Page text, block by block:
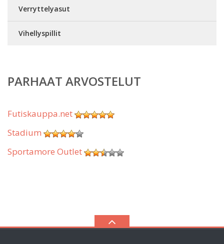
Verryttelyasut
Vihellyspillit
PARHAAT ARVOSTELUT
Futiskauppa.net
Stadium
Sportamore Outlet